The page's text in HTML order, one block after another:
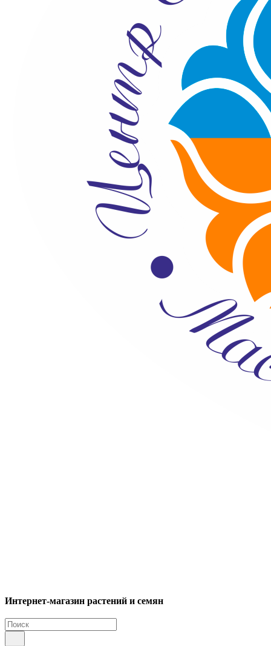
Интернет-магазин растений и семян